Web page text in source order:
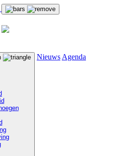
Nieuws Agenda